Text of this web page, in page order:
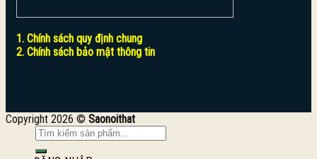
1. Chính sách quy định chung
2. Chính sách bảo mật thông tin
Copyright 2026 © Saonoithat